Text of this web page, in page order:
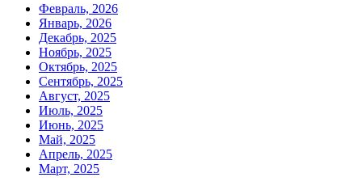
Февраль, 2026
Январь, 2026
Декабрь, 2025
Ноябрь, 2025
Октябрь, 2025
Сентябрь, 2025
Август, 2025
Июль, 2025
Июнь, 2025
Май, 2025
Апрель, 2025
Март, 2025